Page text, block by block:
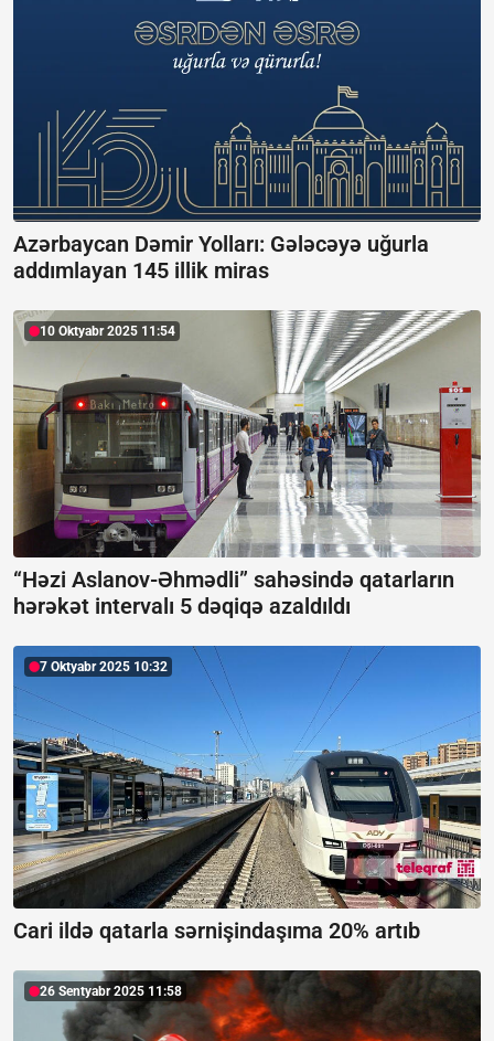
Azərbaycan Dəmir Yolları: Gələcəyə uğurla
addımlayan 145 illik miras
10 Oktyabr 2025 11:54
“Həzi Aslanov-Əhmədli” sahəsində qatarların
hərəkət intervalı 5 dəqiqə azaldıldı
7 Oktyabr 2025 10:32
Cari ildə qatarla sərnişindaşıma 20% artıb
26 Sentyabr 2025 11:58